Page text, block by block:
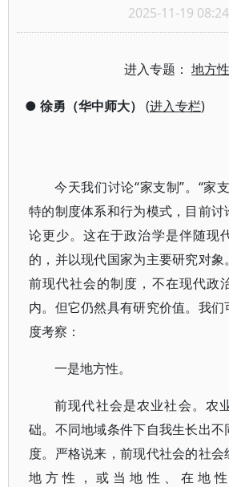
2025-11-19 08:24
进入专题：地方性
● 徐勇（华中师大） (进入专栏)
今天我们讨论“家支制”。“家
特的制度体系和行为模式，目前
论更少。这在于政治学是伴随现
的，并以现代国家为主要研究对
前现代社会的制度，不在现代政
内。但它仍然具有研究价值。我
度考察：
一是地方性。
前现代社会是农业社会。农
础。不同地域条件下自我生长出不
度。严格说来，前现代社会的社
地方性，或当地性、在地